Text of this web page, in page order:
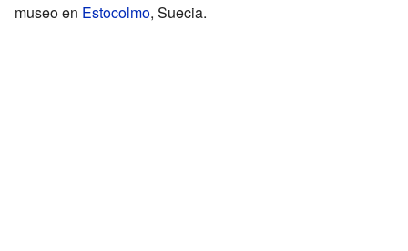
museo en Estocolmo, Suecia.